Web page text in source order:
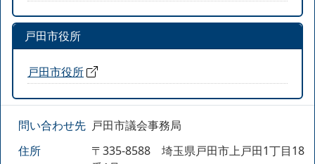
戸田市役所
戸田市役所
問い合わせ先 戸田市議会事務局
住所
〒335-8588 埼玉県戸田市上戸田1丁目18